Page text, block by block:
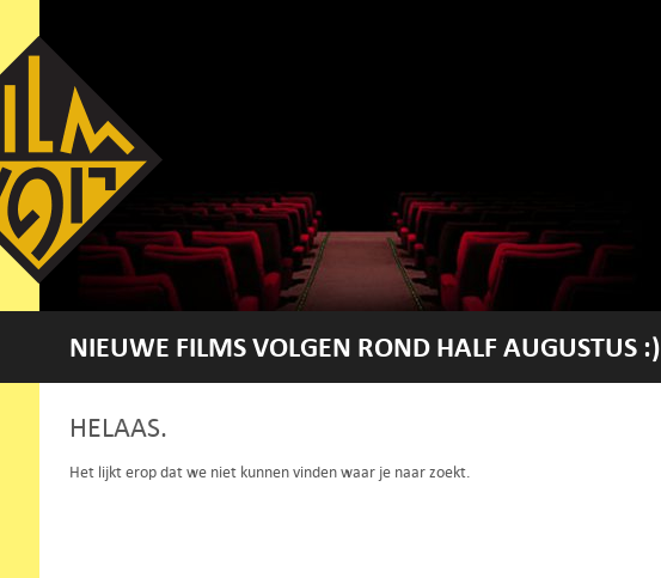
NIEUWE FILMS VOLGEN ROND HALF AUGUSTUS :)
HELAAS.
Het lijkt erop dat we niet kunnen vinden waar je naar zoekt.